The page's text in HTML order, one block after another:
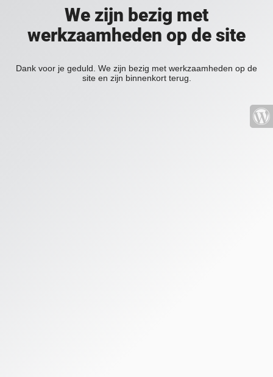
We zijn bezig met
werkzaamheden op de site
Dank voor je geduld. We zijn bezig met werkzaamheden op de
site en zijn binnenkort terug.